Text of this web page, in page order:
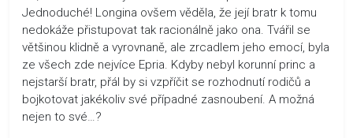
Jednoduché! Longina ovšem věděla, že její bratr k tomu
nedokáže přistupovat tak racionálně jako ona. Tvářil se
většinou klidně a vyrovnaně, ale zrcadlem jeho emocí, byla
ze všech zde nejvíce Epria. Kdyby nebyl korunní princ a
nejstarší bratr, přál by si vzpříčit se rozhodnutí rodičů a
bojkotovat jakékoliv své případné zasnoubení. A možná
nejen to své…?